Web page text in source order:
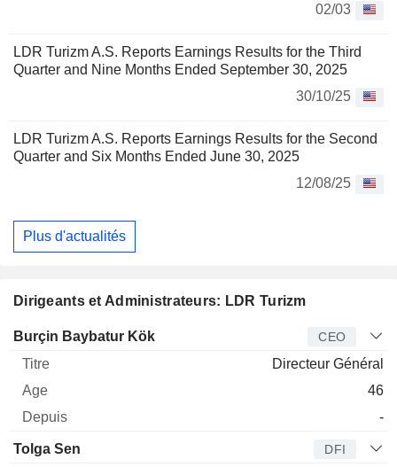
02/03
LDR Turizm A.S. Reports Earnings Results for the Third
Quarter and Nine Months Ended September 30, 2025
30/10/25
LDR Turizm A.S. Reports Earnings Results for the Second
Quarter and Six Months Ended June 30, 2025
12/08/25
Plus d'actualités
Dirigeants et Administrateurs: LDR Turizm
Dirigeant Titre Age Depuis
Burçin Baybatur Kök CEO
Directeur Général
46
-
Tolga Sen DFI